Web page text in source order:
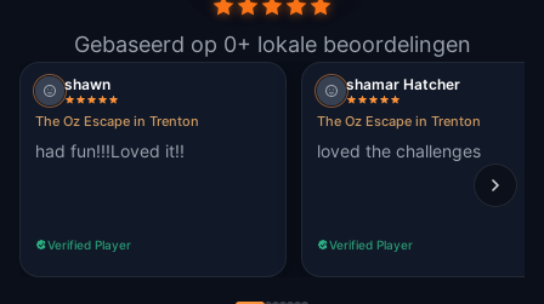
Gebaseerd op 0+ lokale beoordelingen
shawn
The Oz Escape in Trenton
had fun!!!Loved it!!
Verified Player
shamar Hatcher
The Oz Escape in Trenton
loved the challenges
Verified Player